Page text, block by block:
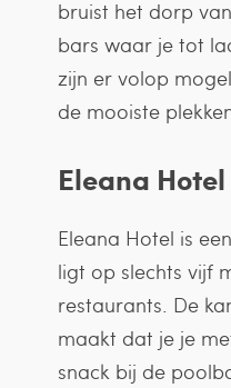
bruist het dorp
bars waar je tot
zijn er volop
de mooiste
Eleana Hotel
Eleana Hotel is
ligt op slechts vijf
restaurants. De
maakt dat je je
snack bij de